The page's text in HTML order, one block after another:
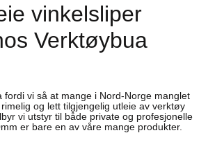
vinkelsliper
Verktøybua
fordi vi så at mange i Nord-Norge manglet
og lett tilgjengelig utleie av verktøy
vi utstyr til både private og profesjonelle
er bare en av våre mange produkter.